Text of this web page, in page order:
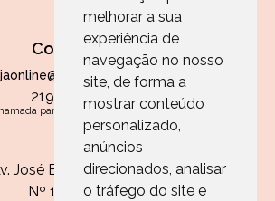
melhorar a sua
experiência de
navegação no nosso
site, de forma a
mostrar conteúdo
personalizado,
anúncios
direcionados, analisar
o tráfego do site e
Contactos
219 862 836
para a rede fixa nacional)
Loja
José Batista Antunes
Nº 11, Loja 10